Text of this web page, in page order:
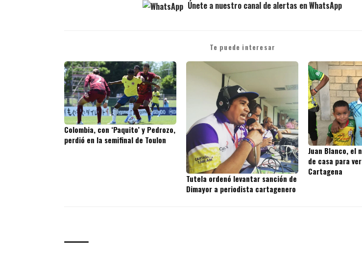
Únete a nuestro canal de alertas en WhatsApp
Te puede interesar
Colombia, con ‘Paquito’ y Pedrozo,
perdió en la semifinal de Toulon
Tutela ordenó levantar sanción de
Dimayor a periodista cartagenero
Juan Blanco, el
de casa para
Cartagena